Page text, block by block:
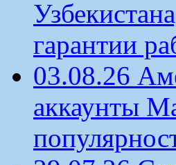
гарантии
03.08.26
аккаунты